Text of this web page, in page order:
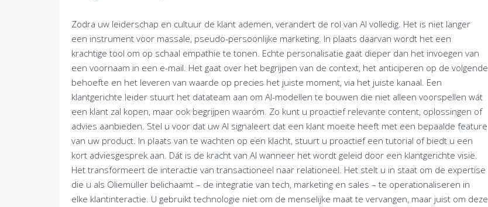
Zodra uw leiderschap en cultuur de klant ademen, verandert de rol van AI volledig. Het is niet langer
een instrument voor massale, pseudo-persoonlijke marketing. In plaats daarvan wordt het een
krachtige tool om op schaal empathie te tonen. Echte personalisatie gaat dieper dan het invoegen van
een voornaam in een e-mail. Het gaat over het begrijpen van de context, het anticiperen op de volgende
behoefte en het leveren van waarde op precies het juiste moment, via het juiste kanaal. Een
klantgerichte leider stuurt het datateam aan om AI-modellen te bouwen die niet alleen voorspellen wát
een klant zal kopen, maar ook begrijpen waaróm. Zo kunt u proactief relevante content, oplossingen of
advies aanbieden. Stel u voor dat uw AI signaleert dat een klant moeite heeft met een bepaalde feature
van uw product. In plaats van te wachten op een klacht, stuurt u proactief een tutorial of biedt u een
kort adviesgesprek aan. Dát is de kracht van AI wanneer het wordt geleid door een klantgerichte visie.
Het transformeert de interactie van transactioneel naar relationeel. Het stelt u in staat om de expertise
die u als Oliemuller belichaamt – de integratie van tech, marketing en sales – te operationaliseren in
elke klantinteractie. U gebruikt technologie niet om de menselijke maat te vervangen, maar juist om deze